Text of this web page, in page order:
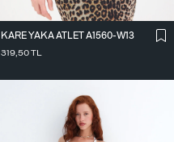
KARE YAKA ATLET A1560-W13
319,50TL